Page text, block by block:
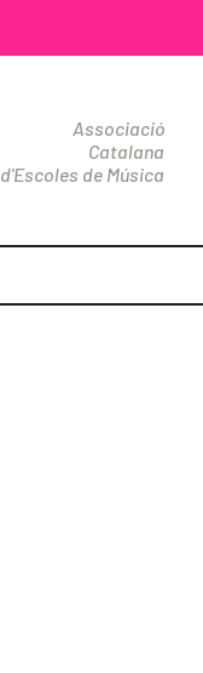
Associació
Catalana
d'Escoles de Música